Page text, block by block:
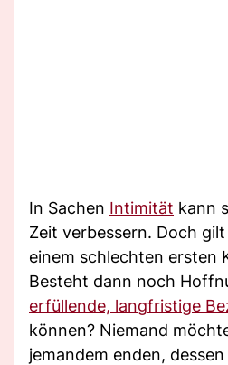
In Sachen Intimität kann
Zeit verbessern. Doch
einem schlechten ersten
Besteht dann noch
erfüllende, langfristige
können? Niemand
jemandem enden,